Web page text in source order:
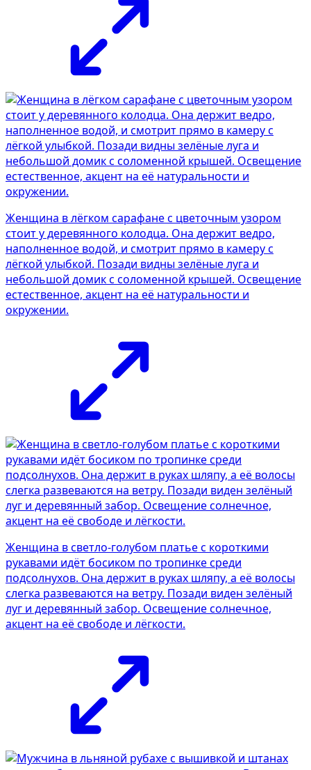
Женщина в лёгком сарафане с цветочным узором
стоит у деревянного колодца. Она держит ведро,
наполненное водой, и смотрит прямо в камеру с
лёгкой улыбкой. Позади видны зелёные луга и
небольшой домик с соломенной крышей. Освещение
естественное, акцент на её натуральности и
окружении.
Женщина в светло-голубом платье с короткими
рукавами идёт босиком по тропинке среди
подсолнухов. Она держит в руках шляпу, а её волосы
слегка развеваются на ветру. Позади виден зелёный
луг и деревянный забор. Освещение солнечное,
акцент на её свободе и лёгкости.